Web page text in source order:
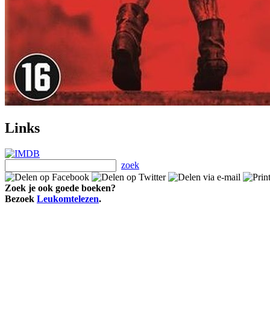
Links
zoek
Zoek je ook goede boeken?
Bezoek Leukomtelezen.